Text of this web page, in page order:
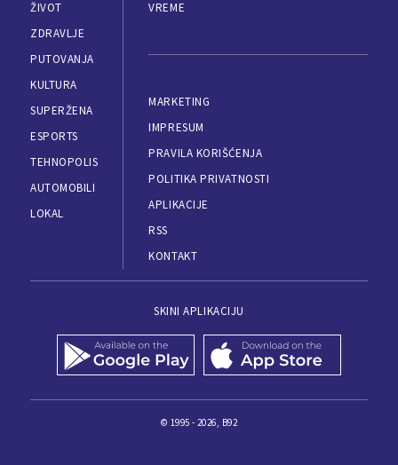
ŽIVOT
ZDRAVLJE
PUTOVANJA
KULTURA
SUPERŽENA
ESPORTS
TEHNOPOLIS
AUTOMOBILI
LOKAL
VREME
MARKETING
IMPRESUM
PRAVILA KORIŠĆENJA
POLITIKA PRIVATNOSTI
APLIKACIJE
RSS
KONTAKT
SKINI APLIKACIJU
© 1995 - 2026, B92